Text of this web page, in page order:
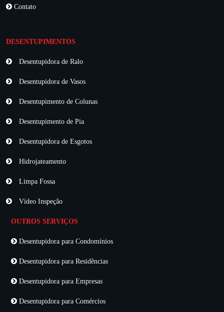
Contato
DESENTUPIMENTOS
Desentupidora de Ralo
Desentupidora de Vasos
Desentupimento de Colunas
Desentupimento de Pia
Desentupidora de Esgotos
Hidrojateamento
Limpa Fossa
Vídeo Inspeção
OUTROS SERVIÇOS
Desentupidora para Condomínios
Desentupidora para Residências
Desentupidora para Empresas
Desentupidora para Comércios